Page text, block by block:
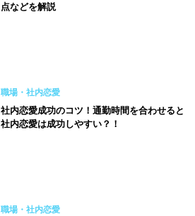
点などを解説
職場・社内恋愛
社内恋愛成功のコツ！通勤時間を合わせると
社内恋愛は成功しやすい？！
職場・社内恋愛